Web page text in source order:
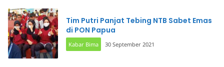
Tim Putri Panjat Tebing NTB Sabet Emas
di PON Papua
Kabar Bima 30 September 2021